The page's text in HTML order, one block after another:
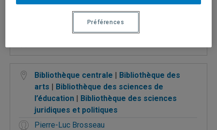
Bibliothèque centrale
Bibliothèque des
arts
Bibliothèque des sciences de
l’éducation
Bibliothèque des sciences
juridiques et politiques
Pierre-Luc Brosseau
Préférences